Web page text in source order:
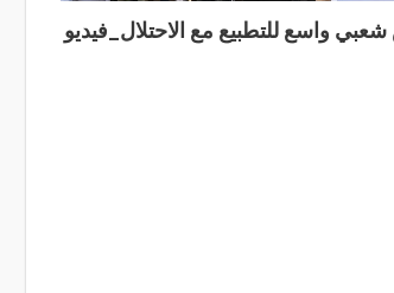
واسع للتطبيع مع الاحتلال_فيديو